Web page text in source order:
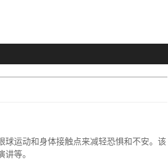
球运动和身体接触点来减轻恐惧和不安。该
等。